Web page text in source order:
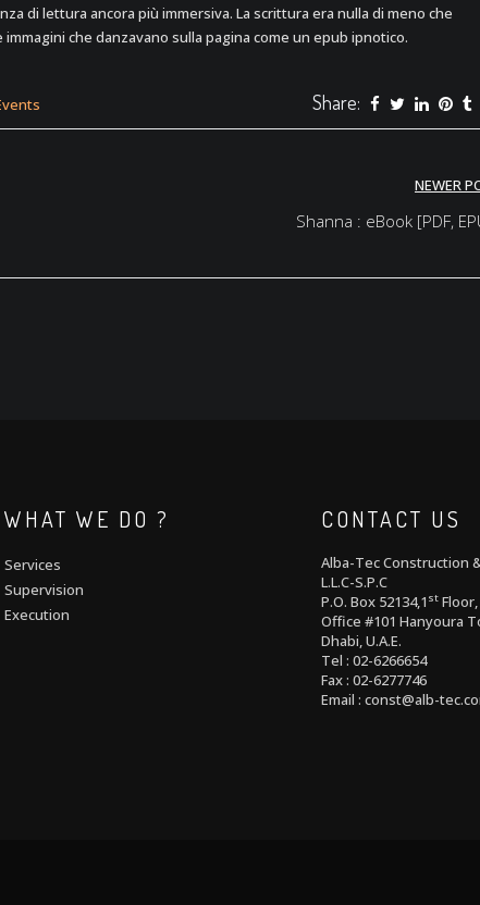
di lettura ancora più immersiva. La scrittura era nulla di meno che
che danzavano sulla pagina come un epub ipnotico.
Share:
NEWER
Shanna : eBook [PDF,
WHAT WE DO ?
Services
Supervision
Execution
CONTACT US
Alba-Tec Construction
L.L.C-S.P.C
P.O. Box 52134,1 st Floor,
Office #101 Hanyoura
Dhabi, U.A.E.
Tel : 02-6266654
Fax : 02-6277746
Email : const@alb-